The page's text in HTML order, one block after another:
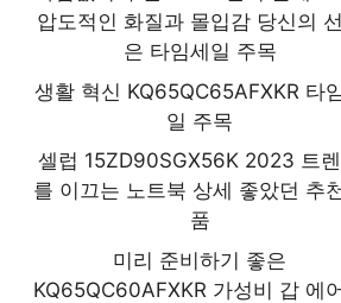
압도적인 화질과 몰입감 당신의
은 타임세일 주목
생활 혁신 KQ65QC65AFXKR 타
일 주목
셀럽 15ZD90SGX56K 2023 트
를 이끄는 노트북 상세 좋았던 추
품
미리 준비하기 좋은
KQ65QC60AFXKR 가성비 갑 에